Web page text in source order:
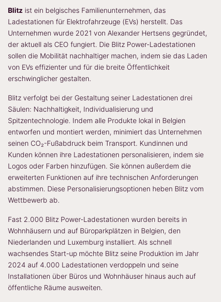
Blitz ist ein belgisches Familienunternehmen, das
Ladestationen für Elektrofahrzeuge (EVs) herstellt. Das
Unternehmen wurde 2021 von Alexander Hertsens gegründet,
der aktuell als CEO fungiert. Die Blitz Power-Ladestationen
sollen die Mobilität nachhaltiger machen, indem sie das Laden
von EVs effizienter und für die breite Öffentlichkeit
erschwinglicher gestalten.
Blitz verfolgt bei der Gestaltung seiner Ladestationen drei
Säulen: Nachhaltigkeit, Individualisierung und
Spitzentechnologie. Indem alle Produkte lokal in Belgien
entworfen und montiert werden, minimiert das Unternehmen
seinen CO₂-Fußabdruck beim Transport. Kundinnen und
Kunden können ihre Ladestationen personalisieren, indem sie
Logos oder Farben hinzufügen. Sie können außerdem die
erweiterten Funktionen auf ihre technischen Anforderungen
abstimmen. Diese Personalisierungsoptionen heben Blitz vom
Wettbewerb ab.
Fast 2.000 Blitz Power-Ladestationen wurden bereits in
Wohnhäusern und auf Büroparkplätzen in Belgien, den
Niederlanden und Luxemburg installiert. Als schnell
wachsendes Start-up möchte Blitz seine Produktion im Jahr
2024 auf 4.000 Ladestationen verdoppeln und seine
Installationen über Büros und Wohnhäuser hinaus auch auf
öffentliche Räume ausweiten.